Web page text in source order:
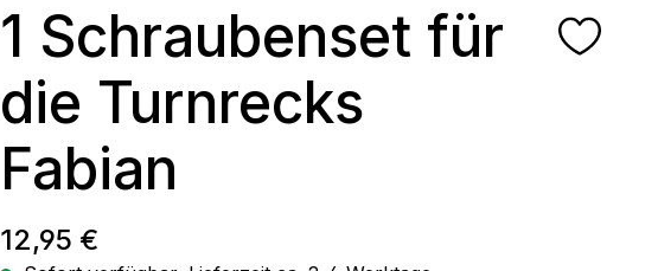
1 Schraubenset für
die Turnrecks
Fabian
Regulärer Preis:
12,95 €